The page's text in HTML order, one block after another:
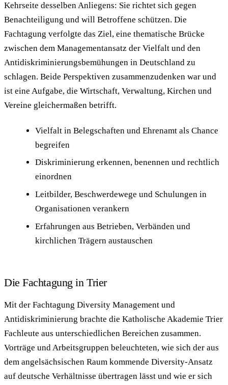
Kehrseite desselben Anliegens: Sie richtet sich gegen
Benachteiligung und will Betroffene schützen. Die
Fachtagung verfolgte das Ziel, eine thematische Brücke
zwischen dem Managementansatz der Vielfalt und den
Antidiskriminierungsbemühungen in Deutschland zu
schlagen. Beide Perspektiven zusammenzudenken war und
ist eine Aufgabe, die Wirtschaft, Verwaltung, Kirchen und
Vereine gleichermaßen betrifft.
Vielfalt in Belegschaften und Ehrenamt als Chance
begreifen
Diskriminierung erkennen, benennen und rechtlich
einordnen
Leitbilder, Beschwerdewege und Schulungen in
Organisationen verankern
Erfahrungen aus Betrieben, Verbänden und
kirchlichen Trägern austauschen
Die Fachtagung in Trier
Mit der Fachtagung Diversity Management und
Antidiskriminierung brachte die Katholische Akademie Trier
Fachleute aus unterschiedlichen Bereichen zusammen.
Vorträge und Arbeitsgruppen beleuchteten, wie sich der aus
dem angelsächsischen Raum kommende Diversity-Ansatz
auf deutsche Verhältnisse übertragen lässt und wie er sich